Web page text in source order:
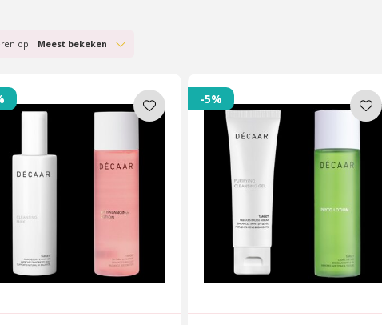
op: Meest bekeken
-5%